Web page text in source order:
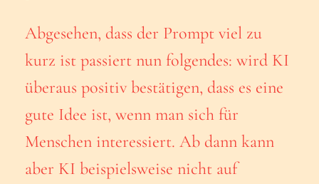
Abgesehen, dass der Prompt viel zu
kurz ist passiert nun folgendes: wird KI
überaus positiv bestätigen, dass es eine
gute Idee ist, wenn man sich für
Menschen interessiert. Ab dann kann
aber KI beispielsweise nicht auf